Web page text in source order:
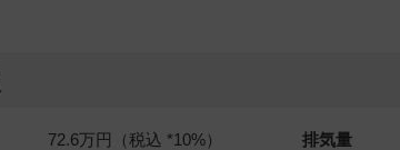
72.6万円（税込 *10%） 排気量